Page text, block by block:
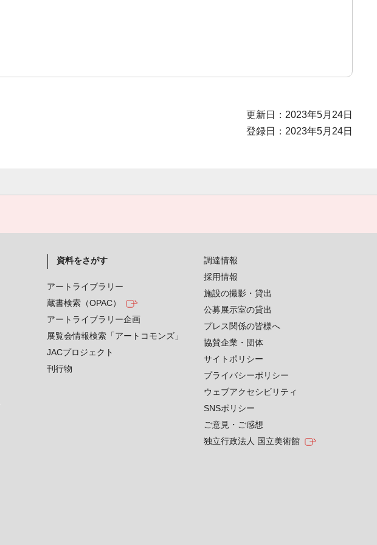
更新日：2023年5月24日
登録日：2023年5月24日
資料をさがす
アートライブラリー
蔵書検索（OPAC）
アートライブラリー企画
展覧会情報検索「アートコモンズ」
JACプロジェクト
刊行物
調達情報
採用情報
施設の撮影・貸出
公募展示室の貸出
プレス関係の皆様へ
協賛企業・団体
サイトポリシー
プライバシーポリシー
ウェブアクセシビリティ
SNSポリシー
ご意見・ご感想
独立行政法人 国立美術館